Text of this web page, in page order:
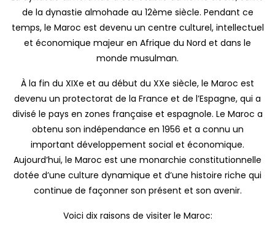
de la dynastie almohade au 12ème siècle. Pendant ce
temps, le Maroc est devenu un centre culturel, intellectuel
et économique majeur en Afrique du Nord et dans le
monde musulman.
À la fin du XIXe et au début du XXe siècle, le Maroc est
devenu un protectorat de la France et de l’Espagne, qui a
divisé le pays en zones française et espagnole. Le Maroc a
obtenu son indépendance en 1956 et a connu un
important développement social et économique.
Aujourd’hui, le Maroc est une monarchie constitutionnelle
dotée d’une culture dynamique et d’une histoire riche qui
continue de façonner son présent et son avenir.
Voici dix raisons de visiter le Maroc: